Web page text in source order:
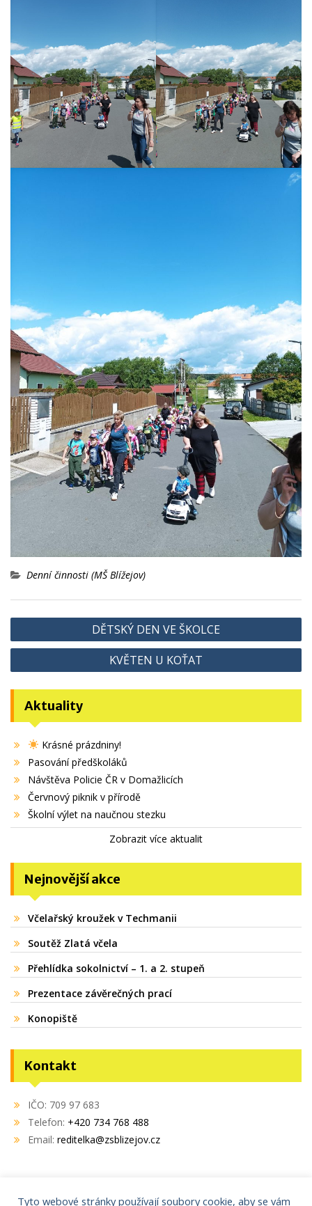
Denní činnosti (MŠ Blížejov)
Navigace
pro
DĚTSKÝ DEN VE ŠKOLCE
KVĚTEN U KOŤAT
Aktuality
Krásné prázdniny!
Pasování předškoláků
Návštěva Policie ČR v Domažlicích
Červnový piknik v přírodě
Školní výlet na naučnou stezku
Zobrazit více aktualit
Nejnovější akce
Včelařský kroužek v Techmanii
Soutěž Zlatá včela
Přehlídka sokolnictví – 1. a 2. stupeň
Prezentace závěrečných prací
Konopiště
Kontakt
IČO: 709 97 683
Telefon: +420 734 768 488
Email: reditelka@zsblizejov.cz
Tyto webové stránky používají soubory cookie, aby se vám